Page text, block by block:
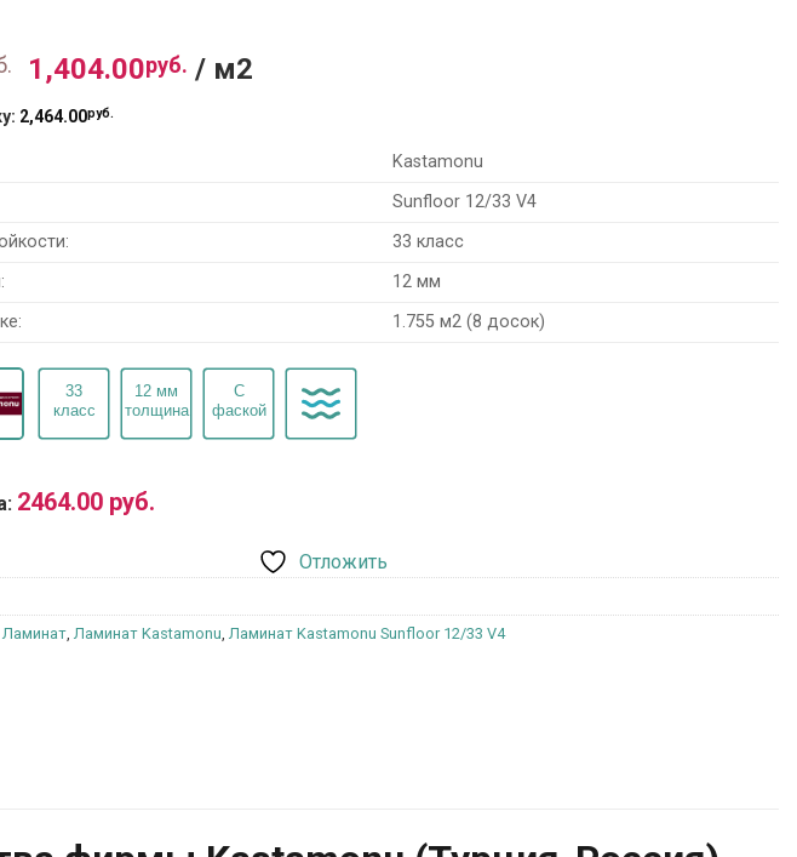
Первоначальная
составляла
1,404.00руб. Текущая
/ м2
2,464.00руб.
Kastamonu
Sunfloor 12/33 V4
33 класс
12 мм
1.755 м2 (8 досок)
2464.00 руб.
Отложить
Ламинат Ламинат Kastamonu Ламинат Kastamonu Sunfloor 12/33 V4